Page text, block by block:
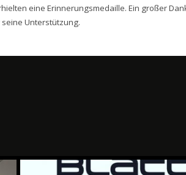
eine Erinnerungsmedaille. Ein großer
Unterstützung.